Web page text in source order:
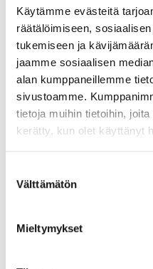
Käytämme evästeitä
räätälöimiseen,
tukemiseen ja
jaamme sosiaalisen
alan kumppaneillemme
sivustoamme.
tietoja muihin tietoihin,
kerätty, kun olet käyttänyt
valinta
Välttämätön
Mieltymykset
Yritysrahoitus
Uusimmat
Liiketoiminta
tuesta
Uutiset
Lue koko artikkeli